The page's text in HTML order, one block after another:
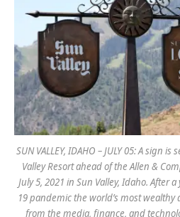
SUN VALLEY, IDAHO – JULY 05: A sign
Valley Resort ahead of the Allen &
July 5, 2021 in Sun Valley, Idaho. After
19 pandemic the world’s most
from the media, finance, and